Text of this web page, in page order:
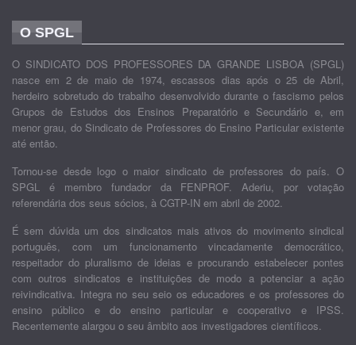
O SPGL
O SINDICATO DOS PROFESSORES DA GRANDE LISBOA (SPGL)
nasce em 2 de maio de 1974, escassos dias após o 25 de Abril,
herdeiro sobretudo do trabalho desenvolvido durante o fascismo pelos
Grupos de Estudos dos Ensinos Preparatório e Secundário e, em
menor grau, do Sindicato de Professores do Ensino Particular existente
até então.
Tornou-se desde logo o maior sindicato de professores do país. O
SPGL é membro fundador da FENPROF. Aderiu, por votação
referendária dos seus sócios, à CGTP-IN em abril de 2002.
É sem dúvida um dos sindicatos mais ativos do movimento sindical
português, com um funcionamento vincadamente democrático,
respeitador do pluralismo de ideias e procurando estabelecer pontes
com outros sindicatos e instituições de modo a potenciar a ação
reivindicativa. Integra no seu seio os educadores e os professores do
ensino público e do ensino particular e cooperativo e IPSS.
Recentemente alargou o seu âmbito aos investigadores científicos.